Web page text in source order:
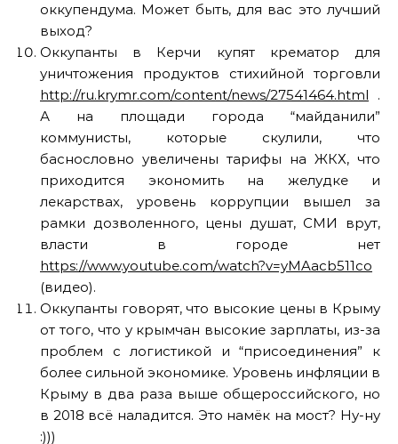
оккупендума. Может быть, для вас это лучший
выход?
Оккупанты в Керчи купят крематор для
уничтожения продуктов стихийной торговли
http://ru.krymr.com/content/news/27541464.html .
А на площади города “майданили”
коммунисты, которые скулили, что
баснословно увеличены тарифы на ЖКХ, что
приходится экономить на желудке и
лекарствах, уровень коррупции вышел за
рамки дозволенного, цены душат, СМИ врут,
власти в городе нет
https://www.youtube.com/watch?v=yMAacb511co
(видео).
Оккупанты говорят, что высокие цены в Крыму
от того, что у крымчан высокие зарплаты, из-за
проблем с логистикой и “присоединения” к
более сильной экономике. Уровень инфляции в
Крыму в два раза выше общероссийского, но
в 2018 всё наладится. Это намёк на мост? Ну-ну
:)))